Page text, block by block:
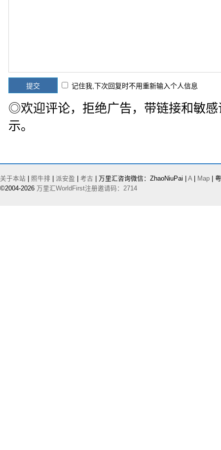
记住我,下次回复时不用重新输入个人信息
◎欢迎评论，拒绝广告，带链接和敏
示。
关于本站 照牛排 派安盈 考古 | 万里汇咨询微信：ZhaoNiuPai | A Map |
©2004-2026 万里汇WorldFirst注册邀请码：2714